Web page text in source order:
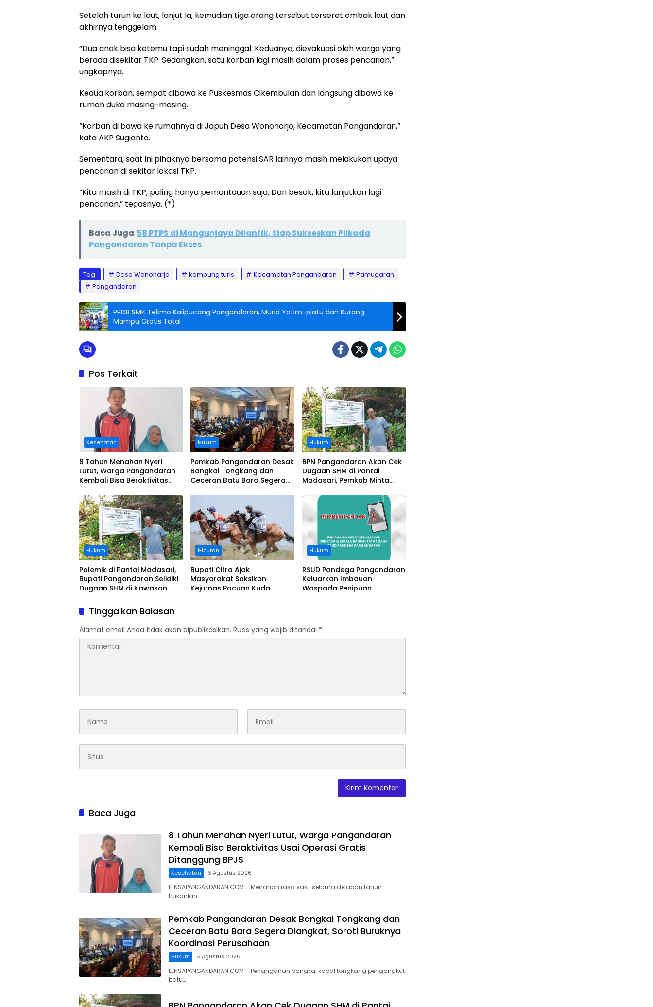
Setelah turun ke laut, lanjut Ia, kemudian tiga orang tersebut terseret ombak laut dan
akhirnya tenggelam.
“Dua anak bisa ketemu tapi sudah meninggal. Keduanya, dievakuasi oleh warga yang
berada disekitar TKP. Sedangkan, satu korban lagi masih dalam proses pencarian,”
ungkapnya.
Kedua korban, sempat dibawa ke Puskesmas Cikembulan dan langsung dibawa ke
rumah duka masing-masing.
“Korban di bawa ke rumahnya di Japuh Desa Wonoharjo, Kecamatan Pangandaran,”
kata AKP Sugianto.
Sementara, saat ini pihaknya bersama potensi SAR lainnya masih melakukan upaya
pencarian di sekitar lokasi TKP.
“Kita masih di TKP, paling hanya pemantauan saja. Dan besok, kita lanjutkan lagi
pencarian,” tegasnya. (*)
Baca Juga 58 PTPS di Mangunjaya Dilantik, Siap Sukseskan Pilkada
Pangandaran Tanpa Ekses
Tag: Desa Wonoharjo kampung turis Kecamatan Pangandaran
Pamugaran
Pangandaran
PPDB SMK Tekmo Kalipucang Pangandaran, Murid Yatim-piatu dan Kurang
Mampu Gratis Total
Pos Terkait
Kesehatan
8 Tahun Menahan Nyeri
Lutut, Warga Pangandaran
Kembali Bisa Beraktivitas
Ditanggung BPJS
Hukum
Pemkab Pangandaran Desak
Bangkai Tongkang dan
Ceceran Batu Bara Segera
Koordinasi Perusahaan
Hukum
BPN Pangandaran Akan Cek
Dugaan SHM di Pantai
Madasari, Pemkab Minta
Hukum
Polemik di Pantai Madasari,
Bupati Pangandaran Selidiki
Dugaan SHM di Kawasan
Hiburan
Bupati Citra Ajak
Masyarakat Saksikan
Kejurnas Pacuan Kuda
Hukum
RSUD Pandega Pangandaran
Keluarkan Imbauan
Waspada Penipuan
Tinggalkan Balasan
Alamat email Anda tidak akan dipublikasikan. Ruas yang wajib ditandai *
Baca Juga
8 Tahun Menahan Nyeri Lutut, Warga Pangandaran
Kembali Bisa Beraktivitas Usai Operasi Gratis
Ditanggung BPJS
Kesehatan 6 Agustus 2026
LENSAPANGANDARAN.COM – Menahan rasa sakit selama delapan tahun
bukanlah…
Pemkab Pangandaran Desak Bangkai Tongkang dan
Ceceran Batu Bara Segera Diangkat, Soroti Buruknya
Koordinasi Perusahaan
Hukum 6 Agustus 2026
LENSAPANGANDARAN.COM – Penanganan bangkai kapal tongkang pengangkut
batu…